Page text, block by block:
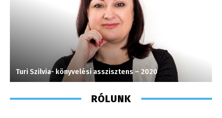
Turi Szilvia- könyvelési asszisztens – 2020
RÓLUNK